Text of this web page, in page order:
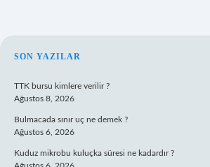
SIDEBAR
SON YAZILAR
TTK bursu kimlere verilir ?
Ağustos 8, 2026
Bulmacada sınır uç ne demek ?
Ağustos 6, 2026
Kuduz mikrobu kuluçka süresi ne kadardır ?